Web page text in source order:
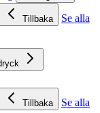
Tillbaka
Se alla
Tillbaka
Se alla